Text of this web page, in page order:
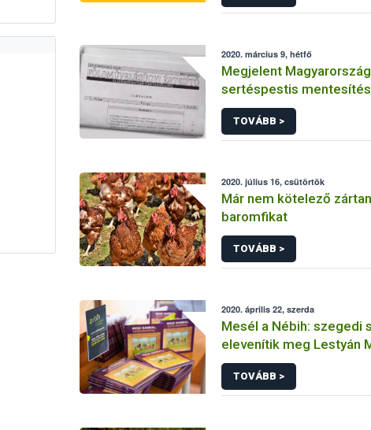
2020. március 9, hétfő
Megjelent
sertéspestis
TOVÁBB >
2020. július 16, csütörtök
Már nem kötelező
baromfikat
TOVÁBB >
2020. április 22, szerda
Mesél a Nébih: szegedi
elevenítik meg Lestyán
történetét
TOVÁBB >